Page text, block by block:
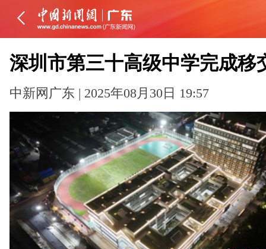
深圳市第三十高级中学完成移
中新网广东 | 2025年08月30日 19:57